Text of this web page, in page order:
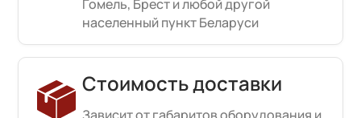
Гомель, Брест и любой другой
населенный пункт Беларуси
Стоимость доставки